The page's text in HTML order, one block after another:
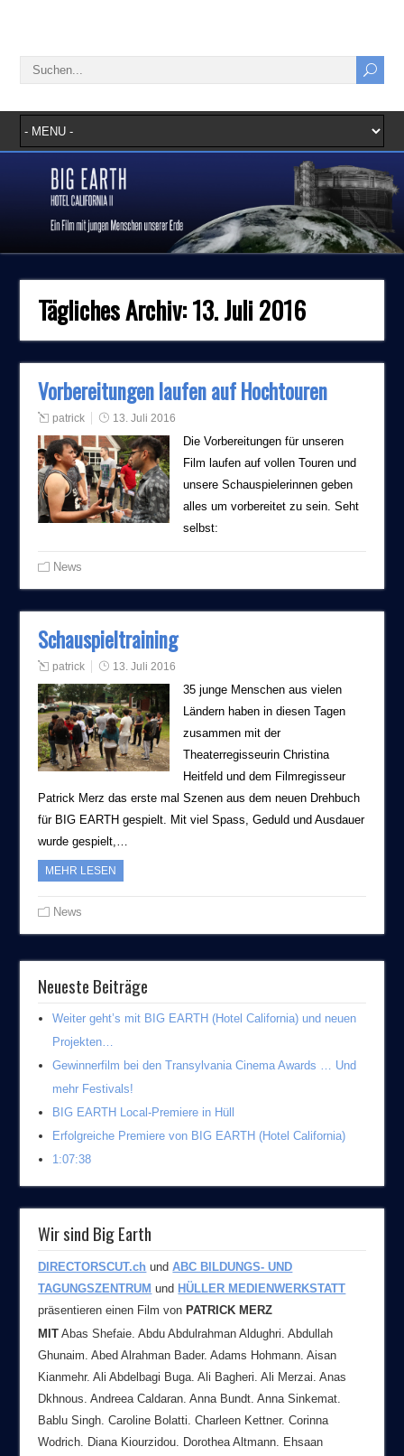
Tägliches Archiv:13. Juli 2016
Vorbereitungen laufen auf Hochtouren
patrick 13. Juli 2016
Die Vorbereitungen für unseren
Film laufen auf vollen Touren und
unsere Schauspielerinnen geben
alles um vorbereitet zu sein. Seht
selbst:
News
Schauspieltraining
patrick 13. Juli 2016
35 junge Menschen aus vielen
Ländern haben in diesen Tagen
zusammen mit der
Theaterregisseurin Christina
Heitfeld und dem Filmregisseur
Patrick Merz das erste mal Szenen aus dem neuen Drehbuch
für BIG EARTH gespielt. Mit viel Spass, Geduld und Ausdauer
wurde gespielt,…
MEHR LESEN
News
Neueste Beiträge
Weiter geht’s mit BIG EARTH (Hotel California) und neuen
Projekten…
Gewinnerfilm bei den Transylvania Cinema Awards … Und
mehr Festivals!
BIG EARTH Local-Premiere in Hüll
Erfolgreiche Premiere von BIG EARTH (Hotel California)
1:07:38
Wir sind Big Earth
DIRECTORSCUT.ch undABC BILDUNGS- UND
TAGUNGSZENTRUM und HÜLLER MEDIENWERKSTATT
präsentieren einen Film von PATRICK MERZ
MIT Abas Shefaie. Abdu Abdulrahman Aldughri. Abdullah
Ghunaim. Abed Alrahman Bader. Adams Hohmann. Aisan
Kianmehr. Ali Abdelbagi Buga. Ali Bagheri. Ali Merzai. Anas
Dkhnous. Andreea Caldaran. Anna Bundt. Anna Sinkemat.
Bablu Singh. Caroline Bolatti. Charleen Kettner. Corinna
Wodrich. Diana Kiourzidou. Dorothea Altmann. Ehsaan